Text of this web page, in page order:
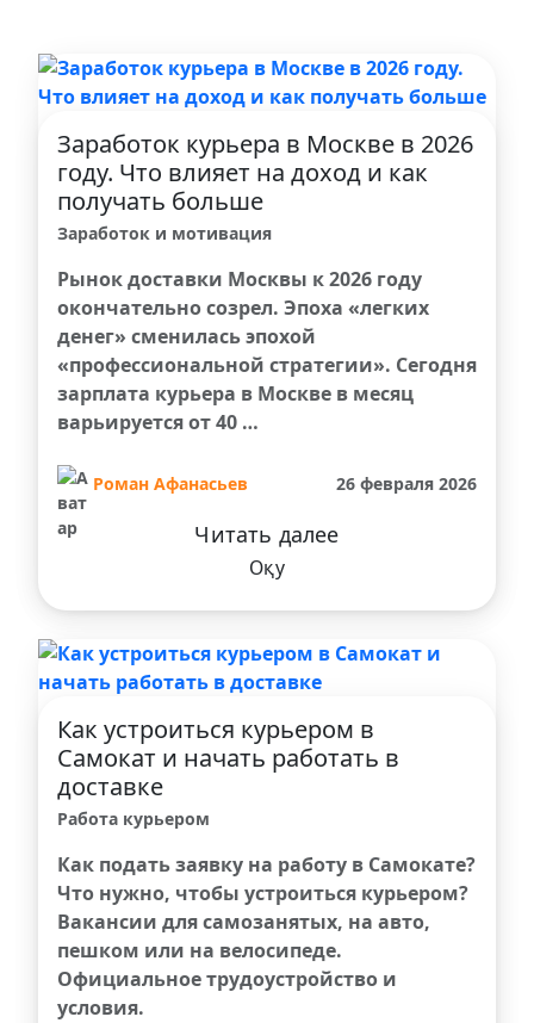
Заработок курьера в Москве в 2026
году. Что влияет на доход и как
получать больше
Заработок и мотивация
Рынок доставки Москвы к 2026 году
окончательно созрел. Эпоха «легких
денег» сменилась эпохой
«профессиональной стратегии». Сегодня
зарплата курьера в Москве в месяц
варьируется от 40 …
Роман Афанасьев 26 февраля 2026
Читать далее
Оқу
Как устроиться курьером в
Самокат и начать работать в
доставке
Работа курьером
Как подать заявку на работу в Самокате?
Что нужно, чтобы устроиться курьером?
Вакансии для самозанятых, на авто,
пешком или на велосипеде.
Официальное трудоустройство и
условия.